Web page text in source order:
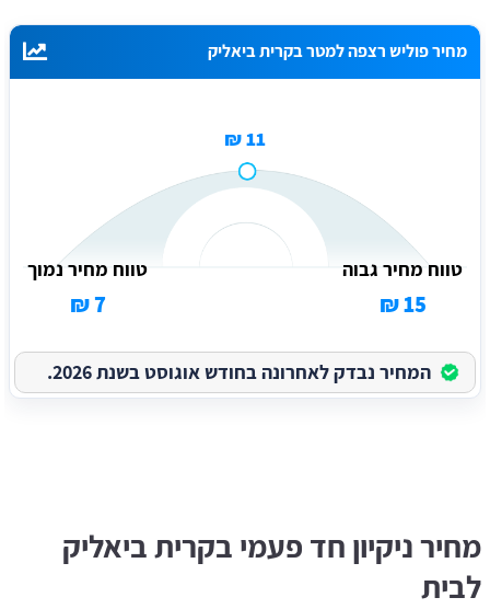
מחיר פוליש רצפה למטר בקרית ביאליק
11 ₪
טווח מחיר גבוה
15 ₪
טווח מחיר נמוך
7 ₪
המחיר נבדק לאחרונה בחודש אוגוסט בשנת 2026.
מחיר ניקיון חד פעמי בקרית ביאליק
לבית